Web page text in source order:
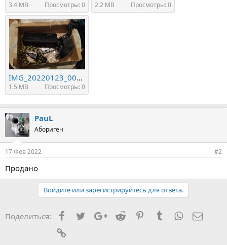
3.4 MB Просмотры: 0 2.2 MB Просмотры: 0
IMG_20220123_001457.jpg
1.5 MB Просмотры: 0
PauL
Абориген
17 Фев 2022 #2
Продано
Войдите или зарегистрируйтесь для ответа.
Поделиться: FacebookTwitterGoogle+
Reddit PinterestTumblrWhatsApp